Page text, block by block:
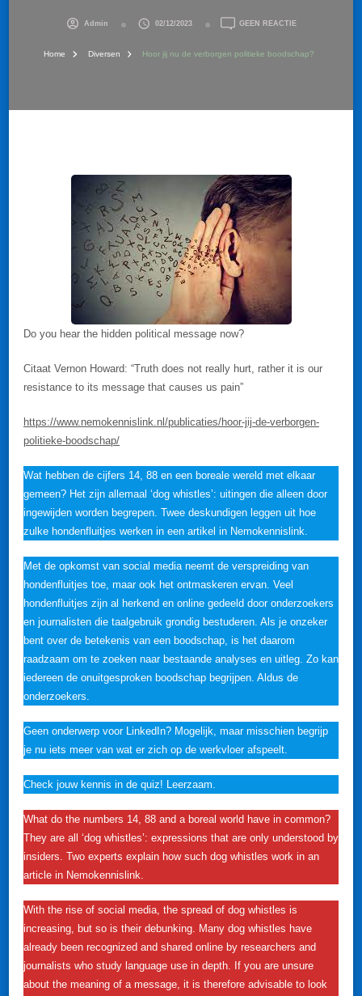
Admin 02/12/2023 GEEN REACTIEOP
NU
Home Diversen Hoor jij nu de verborgen politieke boodschap?
Do you hear the hidden political message now?
Citaat Vernon Howard: “Truth does not really hurt, rather it is our
resistance to its message that causes us pain”
https://www.nemokennislink.nl/publicaties/hoor-jij-de-verborgen-
politieke-boodschap/
Wat hebben de cijfers 14, 88 en een boreale wereld met elkaar
gemeen? Het zijn allemaal ‘dog whistles’: uitingen die alleen door
ingewijden worden begrepen. Twee deskundigen leggen uit hoe
zulke hondenfluitjes werken in een artikel in Nemokennislink.
Met de opkomst van social media neemt de verspreiding van
hondenfluitjes toe, maar ook het ontmaskeren ervan. Veel
hondenfluitjes zijn al herkend en online gedeeld door onderzoekers
en journalisten die taalgebruik grondig bestuderen. Als je onzeker
bent over de betekenis van een boodschap, is het daarom
raadzaam om te zoeken naar bestaande analyses en uitleg. Zo kan
iedereen de onuitgesproken boodschap begrijpen. Aldus de
onderzoekers.
Geen onderwerp voor LinkedIn? Mogelijk, maar misschien begrijp
je nu iets meer van wat er zich op de werkvloer afspeelt.
Check jouw kennis in de quiz! Leerzaam.
What do the numbers 14, 88 and a boreal world have in common?
They are all ‘dog whistles’: expressions that are only understood by
insiders. Two experts explain how such dog whistles work in an
article in Nemokennislink.
With the rise of social media, the spread of dog whistles is
increasing, but so is their debunking. Many dog ​​whistles have
already been recognized and shared online by researchers and
journalists who study language use in depth. If you are unsure
about the meaning of a message, it is therefore advisable to look